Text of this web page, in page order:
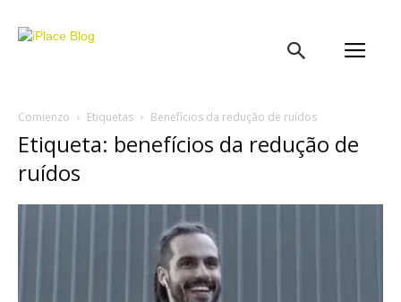
Comienzo Etiquetas Benefícios da redução de ruídos
Etiqueta: benefícios da redução de
ruídos